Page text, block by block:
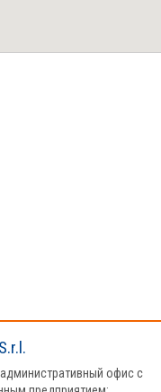
офис с